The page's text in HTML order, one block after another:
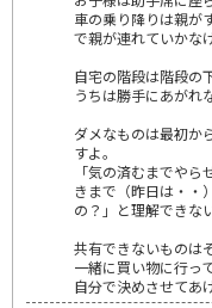
車の乗り降りは親が
で親が連れていかな
自宅の階段は階段の
うちは勝手にあがれ
ダメなものは最初か
すよ。
「気の済むまでや
きまで（昨日は・・
の？」と理解できな
共有できないものは
一緒に買い物に行
自分で決めさせてあ